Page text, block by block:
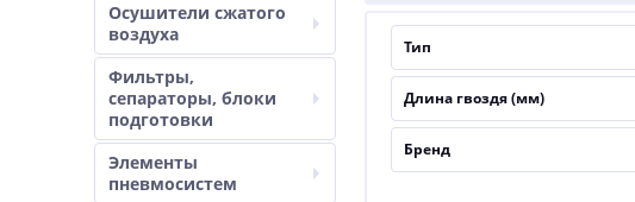
Осушители сжатого
воздуха
Фильтры,
сепараторы, блоки
подготовки
Элементы
пневмосистем
Тип
Длина гвоздя (мм)
Бренд